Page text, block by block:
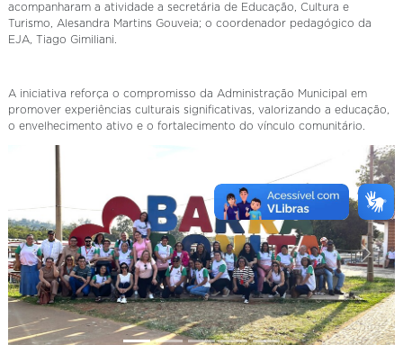
acompanharam a atividade a secretária de Educação, Cultura e
Turismo, Alesandra Martins Gouveia; o coordenador pedagógico da
EJA, Tiago Gimiliani.
A iniciativa reforça o compromisso da Administração Municipal em
promover experiências culturais significativas, valorizando a educação,
o envelhecimento ativo e o fortalecimento do vínculo comunitário.
Aterior